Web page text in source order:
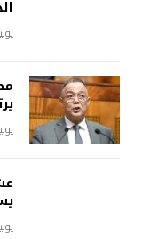
يوليو
يوليو
يوليو